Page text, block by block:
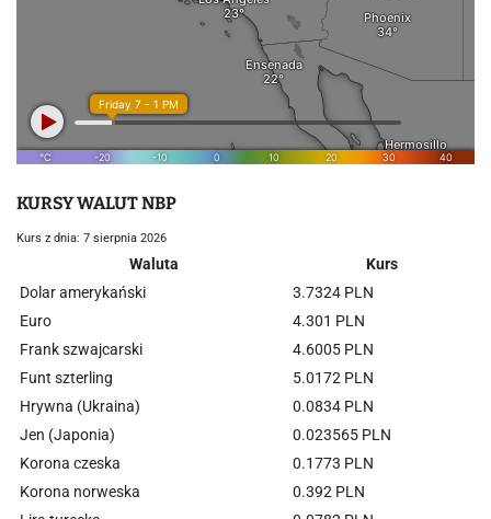
KURSY WALUT NBP
Kurs z dnia: 7 sierpnia 2026
Waluta
Kurs
Dolar amerykański
3.7324 PLN
Euro
4.301 PLN
Frank szwajcarski
4.6005 PLN
Funt szterling
5.0172 PLN
Hrywna (Ukraina)
0.0834 PLN
Jen (Japonia)
0.023565 PLN
Korona czeska
0.1773 PLN
Korona norweska
0.392 PLN